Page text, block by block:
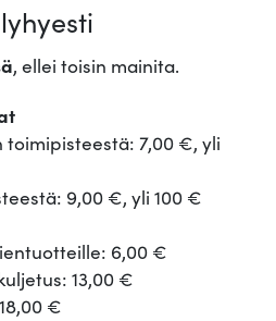
, ellei toisin mainita.
toimipisteestä: 7,00 €, yli
9,00 €, yli 100 €
6,00 €
13,00 €
€